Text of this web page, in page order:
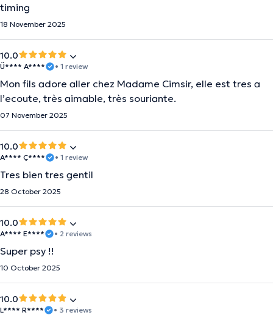
timing
18 November 2025
10.0
Ü**** A**** • 1 review
Mon fils adore aller chez Madame Cimsir, elle est tres a
l’ecoute, très aimable, très souriante.
07 November 2025
10.0
A**** Ç**** • 1 review
Tres bien tres gentil
28 October 2025
10.0
A**** E**** • 2 reviews
Super psy !!
10 October 2025
10.0
L**** R**** • 3 reviews